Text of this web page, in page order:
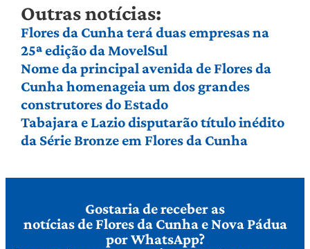
Outras notícias:
Flores da Cunha terá duas empresas na
25ª edição da MovelSul
Nome da principal avenida de Flores da
Cunha homenageia um dos grandes
construtores do Estado
Tabajara e Lazio disputarão título inédito
da Série Bronze em Flores da Cunha
Gostaria de receber as
notícias de Flores da Cunha e Nova Pádua
por WhatsApp?